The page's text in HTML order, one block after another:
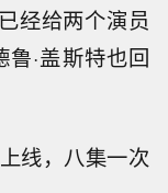
经给两个演员
·盖斯特也回
线，八集一次